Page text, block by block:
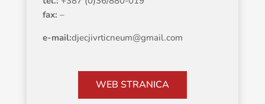
fax: –
e-mail:djecjivrticneum@gmail.com
WEB STRANICA